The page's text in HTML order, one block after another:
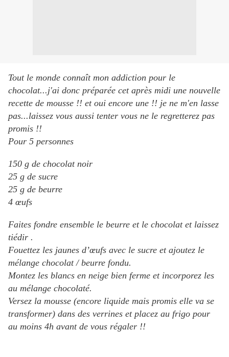
Tout le monde connaît mon addiction pour le
chocolat...j'ai donc préparée cet après midi une nouvelle
recette de mousse !! et oui encore une !! je ne m'en lasse
pas...laissez vous aussi tenter vous ne le regretterez pas
promis !!
Pour 5 personnes
150 g de chocolat noir
25 g de sucre
25 g de beurre
4 œufs
Faites fondre ensemble le beurre et le chocolat et laissez
tiédir .
Fouettez les jaunes d’œufs avec le sucre et ajoutez le
mélange chocolat / beurre fondu.
Montez les blancs en neige bien ferme et incorporez les
au mélange chocolaté.
Versez la mousse (encore liquide mais promis elle va se
transformer) dans des verrines et placez au frigo pour
au moins 4h avant de vous régaler !!